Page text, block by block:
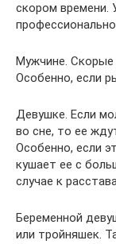
скором времени.
Мужчине. Скорые
Особенно, если
Девушке. Если
во сне, то ее
Особенно, если
кушает ее с
случае к
Беременной
или тройняшек.